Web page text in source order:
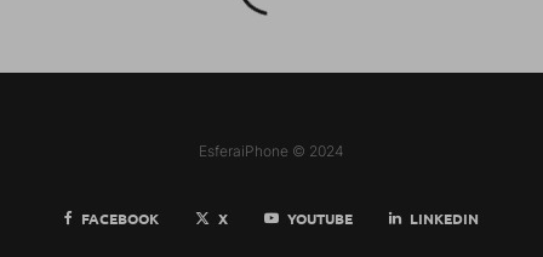
EsferaiPhone © 2024
FACEBOOK X YOUTUBE LINKEDIN